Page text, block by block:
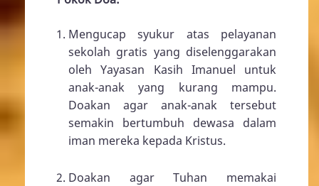
Mengucap syukur atas pelayanan
sekolah gratis yang diselenggarakan
oleh Yayasan Kasih Imanuel untuk
anak-anak yang kurang mampu.
Doakan agar anak-anak tersebut
semakin bertumbuh dewasa dalam
iman mereka kepada Kristus.
Doakan agar Tuhan memakai